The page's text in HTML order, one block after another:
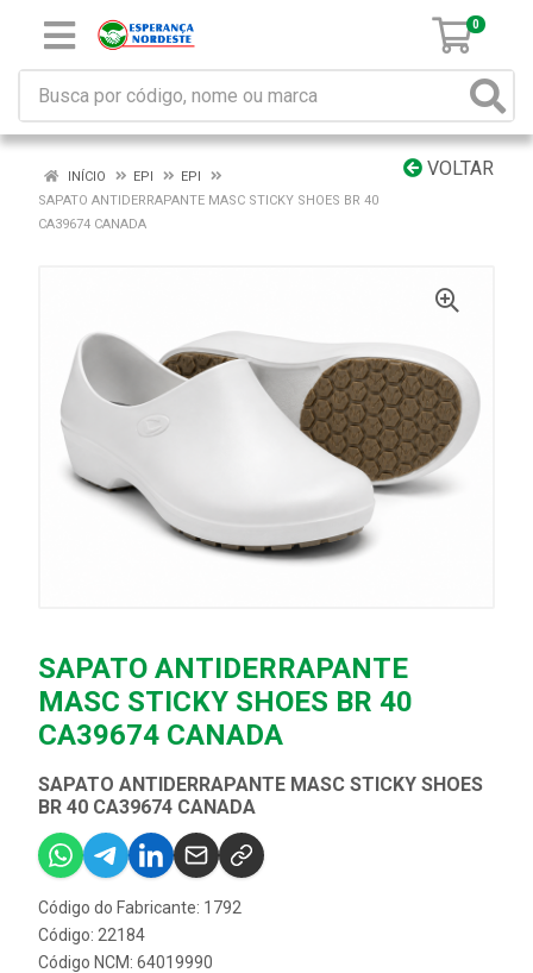
0
VOLTAR
INÍCIO EPI
EPI
SAPATO ANTIDERRAPANTE MASC STICKY SHOES BR 40
CA39674 CANADA
SAPATO ANTIDERRAPANTE
MASC STICKY SHOES BR 40
CA39674 CANADA
SAPATO ANTIDERRAPANTE MASC STICKY SHOES
BR 40 CA39674 CANADA
Código do Fabricante: 1792
Código: 22184
Código NCM: 64019990